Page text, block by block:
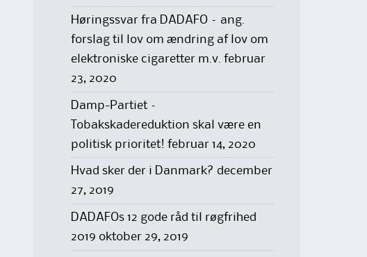
Høringssvar fra DADAFO – ang.
forslag til lov om ændring af lov om
elektroniske cigaretter m.v. februar
23, 2020
Damp-Partiet –
Tobakskadereduktion skal være en
politisk prioritet! februar 14, 2020
Hvad sker der i Danmark? december
27, 2019
DADAFOs 12 gode råd til røgfrihed
2019 oktober 29, 2019